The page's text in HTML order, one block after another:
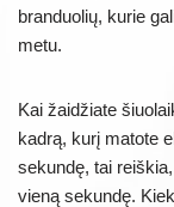
branduolių, kurie
metu.
Kai žaidžiate
kadrą, kurį matote
sekundę, tai
vieną sekundę.